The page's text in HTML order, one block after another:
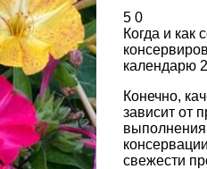
5 0
Когда и как
календарю
Конечно,
зависит от
свежести